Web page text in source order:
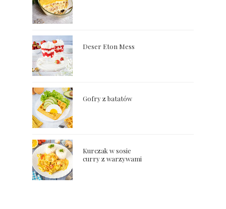
Deser Eton Mess
Gofry z batatów
Kurczak w sosie
curry z warzywami